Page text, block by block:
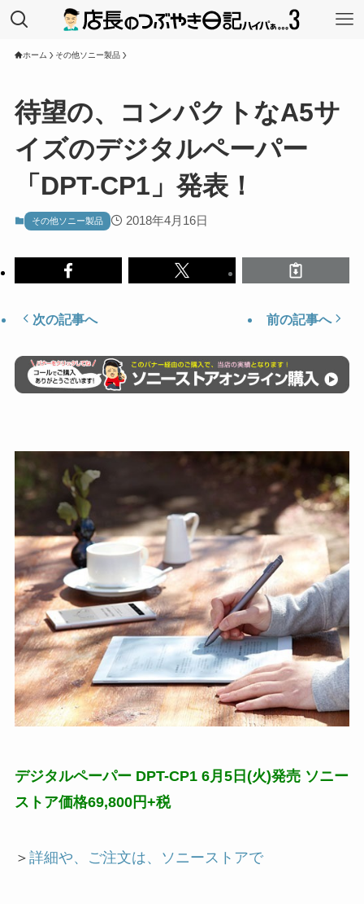
ホーム その他ソニー製品
待望の、コンパクトなA5サ
イズのデジタルペーパー
「DPT-CP1」発表！
その他ソニー製品 2018年4月16日
次の記事へ 前の記事へ
デジタルペーパー DPT-CP1 6月5日(火)発売 ソニー
ストア価格69,800円+税
＞ 詳細や、ご注文は、ソニーストアで